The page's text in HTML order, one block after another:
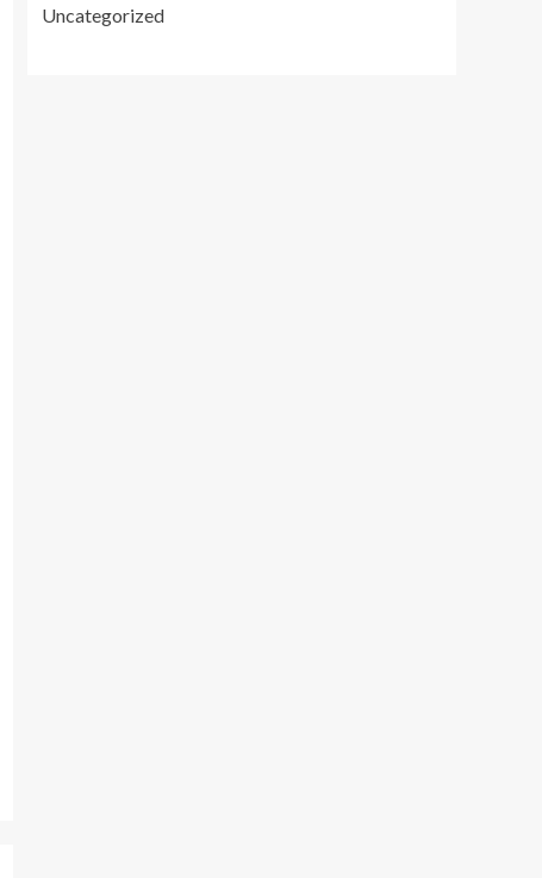
Uncategorized